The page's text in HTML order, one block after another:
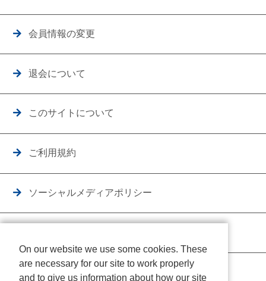
会員情報の変更
退会について
このサイトについて
ご利用規約
ソーシャルメディアポリシー
クッキーポリシー
On our website we use some cookies. These
are necessary for our site to work properly
and to give us information about how our site